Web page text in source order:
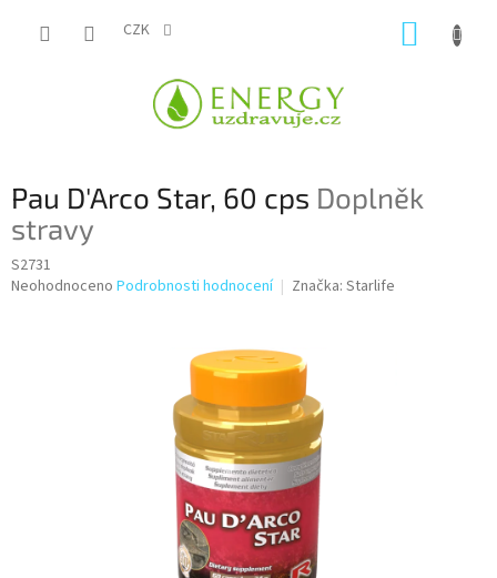
CZK
Pau D'Arco Star, 60 cps Doplněk
stravy
S2731
Průměrné
Neohodnoceno Podrobnosti hodnocení Značka: Starlife